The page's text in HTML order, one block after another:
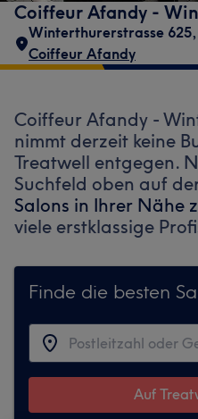
Coiffeur Afandy -
Winterthurerstrasse 625,
Coiffeur Afandy
Coiffeur Afandy -
nimmt derzeit keine
Treatwell entgegen.
Suchfeld oben auf
Salons in Ihrer Nähe
viele erstklassige
Finde die besten
Auf